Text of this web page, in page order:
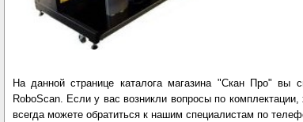
На данной странице каталога магазина "Скан Про"
RoboScan. Если у вас возникли вопросы по
всегда можете обратиться к нашим специалистам по